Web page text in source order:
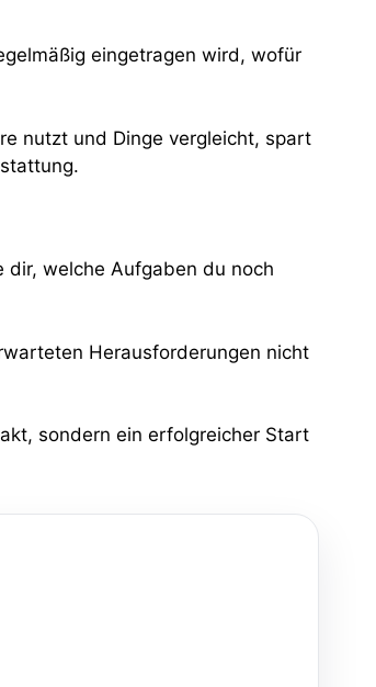
eingetragen wird, wofür
nutzt und Dinge vergleicht, spart
dir, welche Aufgaben du noch
Herausforderungen nicht
sondern ein erfolgreicher Start